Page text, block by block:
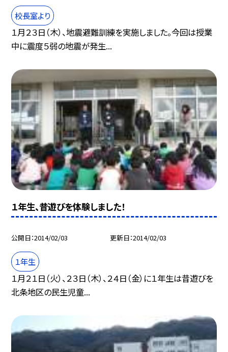
校長室より
１月２３日（木）、地震避難訓練を実施しました。今回は授業
中に震度５弱の地震が発生...
１年生、昔遊びを体験しました！
公開日 2014/02/03 更新日 2014/02/03
１年生
１月２１日（火）、２３日（木）、２４日（金）に１年生は昔遊びを
北条地区の民生児童...